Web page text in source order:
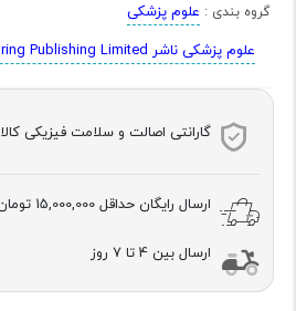
گروه بندی : علوم پزشکی
علوم پزشکی ناشر Handspring Publishing Limited
گارانتی اصالت و سلامت فیزیکی کالا
ارسال رایگان حداقل 15,000,000 تومان
ارسال بین 4 تا 7 روز